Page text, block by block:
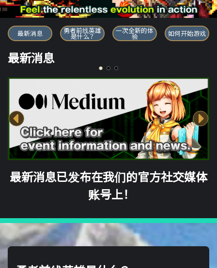
勇者前线英雄
最新消息 勇者前线英雄
是什么？
一次全新的体
验 如何开始游戏
最新消息
最新消息已发布在我们的官方社交媒体
账号上！